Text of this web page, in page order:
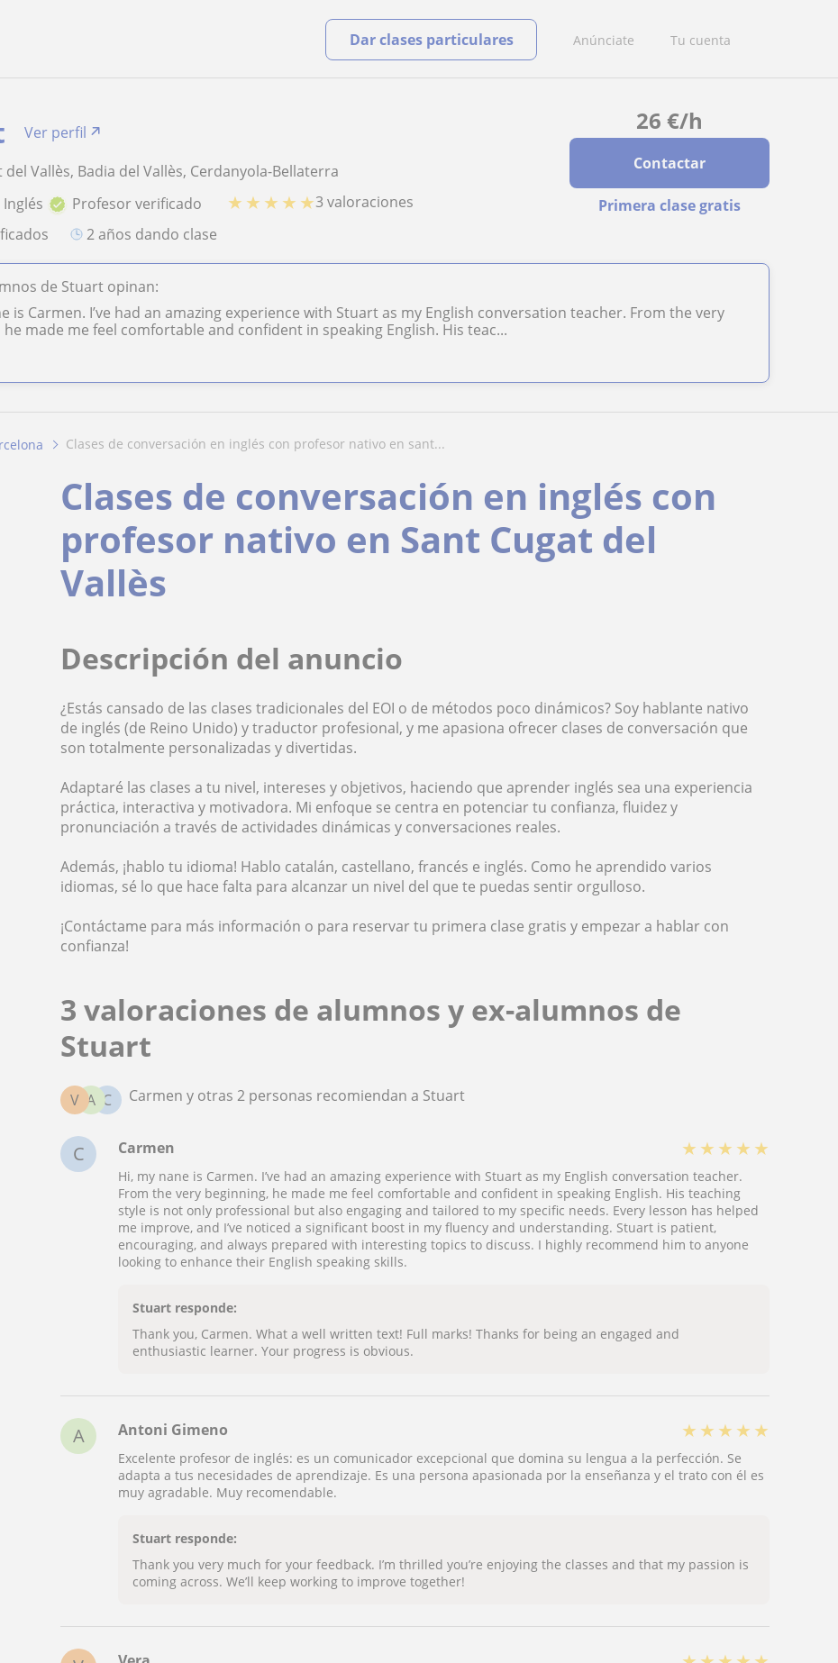
Anúnciate Tu cuenta
Dar clases particulares
26 €/h
Contactar
Primera clase gratis
Ver perfil
del Vallès, Badia del Vallès, Cerdanyola-Bellaterra
Inglés
Profesor verificado ★ ★ ★ ★ ★3 valoraciones
2 años dando clase
de Stuart opinan:
is Carmen. I’ve had an amazing experience with Stuart as my English conversation teacher. From the very
made me feel comfortable and confident in speaking English. His teac...
clases de conversación en inglés con profesor nativo en sant...
Clases de conversación en inglés con
profesor nativo en Sant Cugat del
Vallès
Descripción del anuncio
¿Estás cansado de las clases tradicionales del EOI o de métodos poco dinámicos? Soy hablante nativo
de inglés (de Reino Unido) y traductor profesional, y me apasiona ofrecer clases de conversación que
son totalmente personalizadas y divertidas.
Adaptaré las clases a tu nivel, intereses y objetivos, haciendo que aprender inglés sea una experiencia
práctica, interactiva y motivadora. Mi enfoque se centra en potenciar tu confianza, fluidez y
pronunciación a través de actividades dinámicas y conversaciones reales.
Además, ¡hablo tu idioma! Hablo catalán, castellano, francés e inglés. Como he aprendido varios
idiomas, sé lo que hace falta para alcanzar un nivel del que te puedas sentir orgulloso.
¡Contáctame para más información o para reservar tu primera clase gratis y empezar a hablar con
confianza!
3 valoraciones de alumnos y ex-alumnos de
Stuart
C
A
V Carmen y otras 2 personas recomiendan a Stuart
C Carmen ★ ★ ★ ★ ★
Hi, my nane is Carmen. I’ve had an amazing experience with Stuart as my English conversation teacher.
From the very beginning, he made me feel comfortable and confident in speaking English. His teaching
style is not only professional but also engaging and tailored to my specific needs. Every lesson has helped
me improve, and I’ve noticed a significant boost in my fluency and understanding. Stuart is patient,
encouraging, and always prepared with interesting topics to discuss. I highly recommend him to anyone
looking to enhance their English speaking skills.
Stuart responde:
Thank you, Carmen. What a well written text! Full marks! Thanks for being an engaged and
enthusiastic learner. Your progress is obvious.
A Antoni Gimeno ★ ★ ★ ★ ★
Excelente profesor de inglés: es un comunicador excepcional que domina su lengua a la perfección. Se
adapta a tus necesidades de aprendizaje. Es una persona apasionada por la enseñanza y el trato con él es
muy agradable. Muy recomendable.
Stuart responde:
Thank you very much for your feedback. I’m thrilled you’re enjoying the classes and that my passion is
coming across. We’ll keep working to improve together!